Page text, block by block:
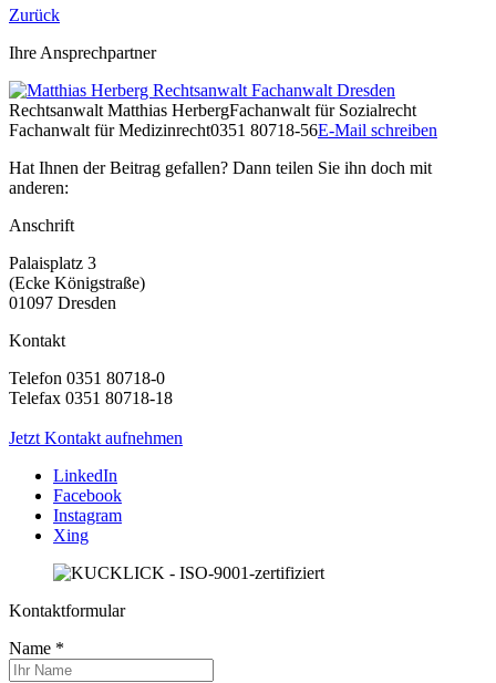
Zurück
Ihre Ansprechpartner
Rechtsanwalt Matthias HerbergFachanwalt für Sozialrecht
Fachanwalt für Medizinrecht0351 80718-56E-Mail schreiben
Hat Ihnen der Beitrag gefallen? Dann teilen Sie ihn doch mit
anderen:
Anschrift
Palaisplatz 3
(Ecke Königstraße)
01097 Dresden
Kontakt
Telefon 0351 80718-0
Telefax 0351 80718-18
Jetzt Kontakt aufnehmen
LinkedIn
Facebook
Instagram
Xing
Kontaktformular
Name *